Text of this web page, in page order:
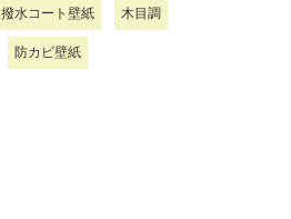
撥水コート壁紙 木目調
防カビ壁紙